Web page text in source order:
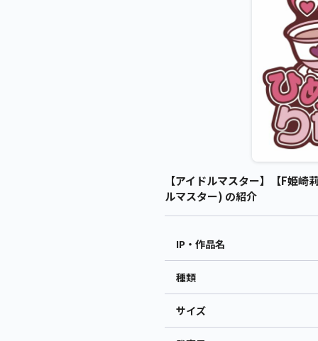
【アイドルマスター】【F姫
ルマスター) の紹介
IP・作品名
種類
サイズ